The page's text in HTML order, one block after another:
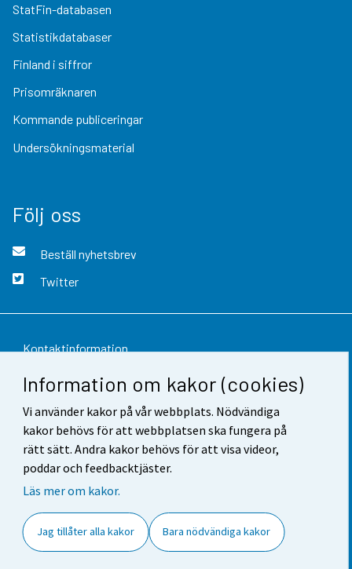
Information om kakor (cookies)
Vi använder kakor på vår webbplats. Nödvändiga
kakor behövs för att webbplatsen ska fungera på
rätt sätt. Andra kakor behövs för att visa videor,
poddar och feedbacktjäster.
Läs mer om kakor.
Jag tillåter alla kakor Bara nödvändiga kakor
StatFin-databasen
Statistikdatabaser
Finland i siffror
Prisomräknaren
Kommande publiceringar
Undersökningsmaterial
Följ oss
Beställ nyhetsbrev
Twitter
Kontaktinformation
Respons
Användarvillkor
Dataskydd
Tillgänglighet
Cookie-inställningar